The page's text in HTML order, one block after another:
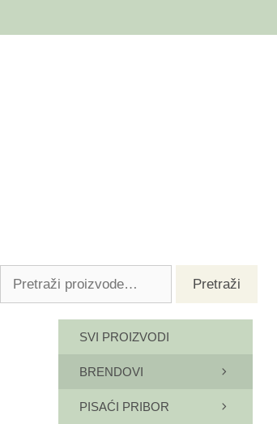
Pretraži
SVI PROIZVODI
BRENDOVI
PISAĆI PRIBOR